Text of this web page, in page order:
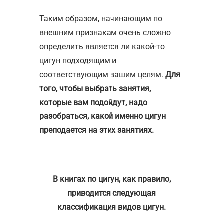
Таким образом, начинающим по
внешним признакам очень сложно
определить является ли какой-то
цигун подходящим и
соответствующим вашим целям. Для
того, чтобы выбрать занятия,
которые вам подойдут, надо
разобраться, какой именно цигун
преподается на этих занятиях.
В книгах по цигун, как правило,
приводится следующая
классификация видов цигун.